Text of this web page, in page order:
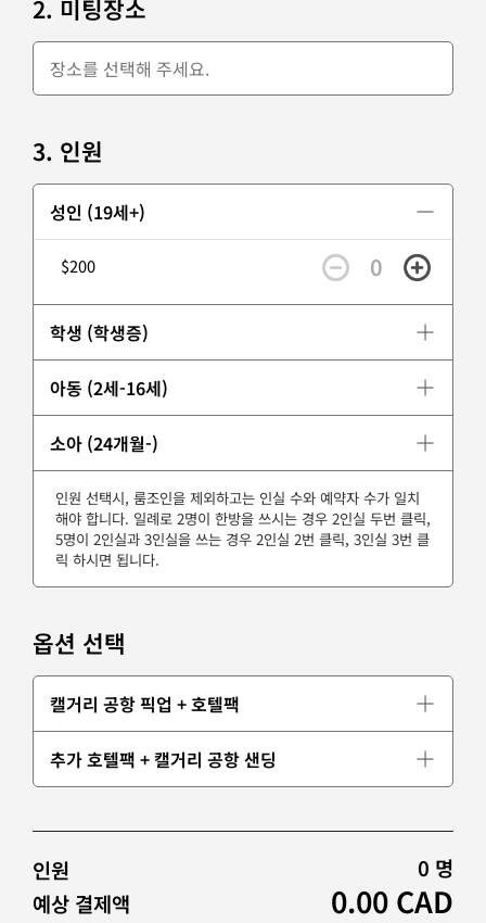
2. 미팅장소
3. 인원
성인 (19세+)
$200 0
학생 (학생증)
아동 (2세-16세)
소아 (24개월-)
인원 선택시, 룸조인을 제외하고는 인실 수와 예약자 수가 일치
해야 합니다. 일례로 2명이 한방을 쓰시는 경우 2인실 두번 클릭,
5명이 2인실과 3인실을 쓰는 경우 2인실 2번 클릭, 3인실 3번 클
릭 하시면 됩니다.
옵션 선택
캘거리 공항 픽업 + 호텔팩
추가 호텔팩 + 캘거리 공항 샌딩
0 명
인원
0.00 CAD
예상 결제액